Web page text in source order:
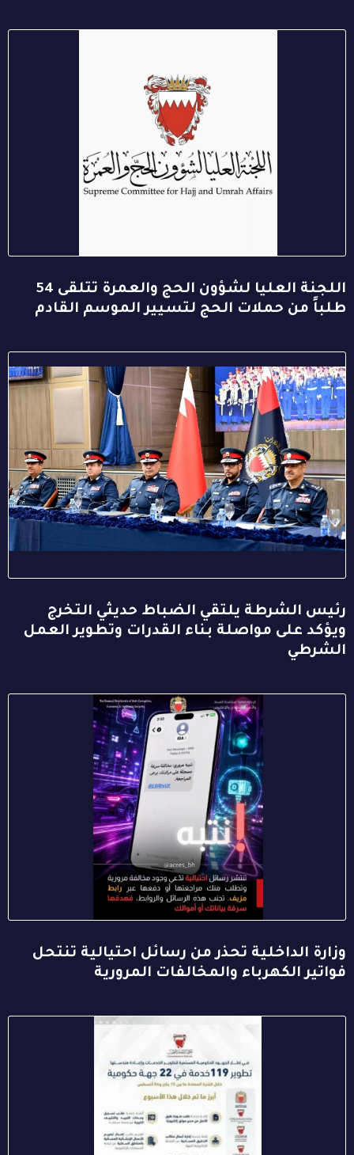
اللجنة العليا لشؤون الحج والعمرة تتلقى 54
طلباً من حملات الحج لتسيير الموسم القادم
رئيس الشرطة يلتقي الضباط حديثي التخرج
ويؤكد على مواصلة بناء القدرات وتطوير العمل
الشرطي
وزارة الداخلية تحذر من رسائل احتيالية تنتحل
فواتير الكهرباء والمخالفات المرورية